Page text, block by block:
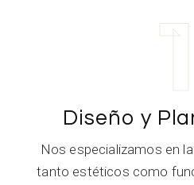
1
Diseño y
Nos especializamos en
tanto estéticos como